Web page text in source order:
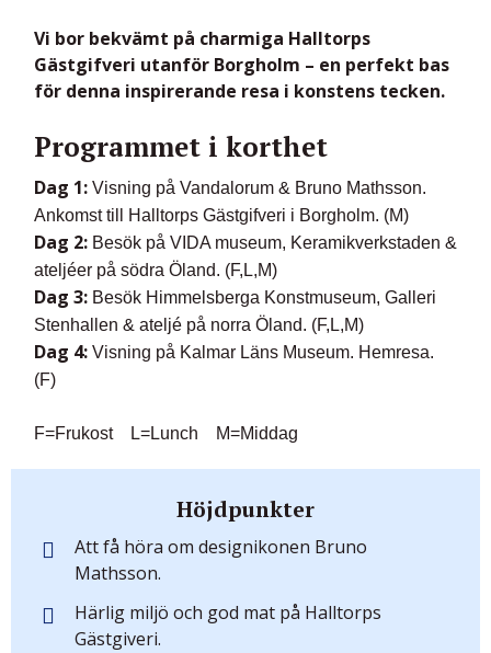
Vi bor bekvämt på charmiga Halltorps
Gästgifveri utanför Borgholm – en perfekt bas
för denna inspirerande resa i konstens tecken.
Programmet i korthet
Dag 1: Visning på Vandalorum & Bruno Mathsson.
Ankomst till Halltorps Gästgifveri i Borgholm. (M)
Dag 2: Besök på VIDA museum, Keramikverkstaden &
ateljéer på södra Öland. (F,L,M)
Dag 3: Besök Himmelsberga Konstmuseum, Galleri
Stenhallen & ateljé på norra Öland. (F,L,M)
Dag 4: Visning på Kalmar Läns Museum. Hemresa.
(F)
F=Frukost L=Lunch M=Middag
Höjdpunkter
Att få höra om designikonen Bruno
Mathsson.
Härlig miljö och god mat på Halltorps
Gästgiveri.